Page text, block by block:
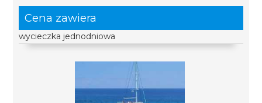
Cena zawiera
wycieczka jednodniowa